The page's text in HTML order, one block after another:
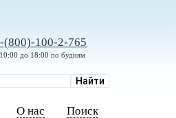
(800)-100-2-765
до 18:00 по будням
О нас Поиск